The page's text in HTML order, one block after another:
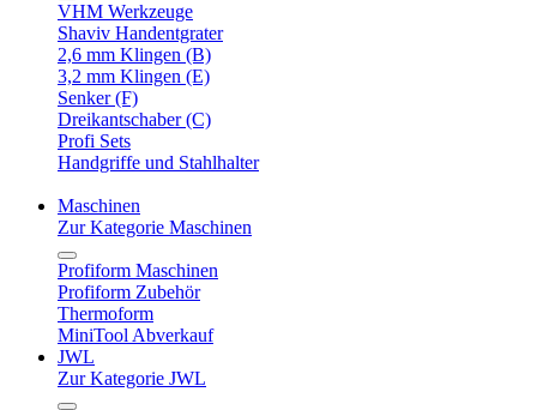
VHM Werkzeuge
Shaviv Handentgrater
2,6 mm Klingen (B)
3,2 mm Klingen (E)
Senker (F)
Dreikantschaber (C)
Profi Sets
Handgriffe und Stahlhalter
Maschinen
Zur Kategorie Maschinen
Profiform Maschinen
Profiform Zubehör
Thermoform
MiniTool Abverkauf
JWL
Zur Kategorie JWL